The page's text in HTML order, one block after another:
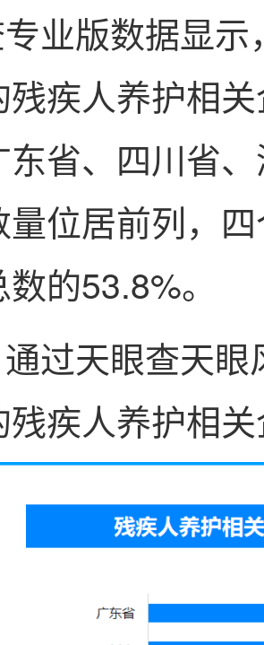
业版数据显
疾人养护相
东省、四川省
量位居前列，
的53.8%。
过天眼查天
疾人养护相